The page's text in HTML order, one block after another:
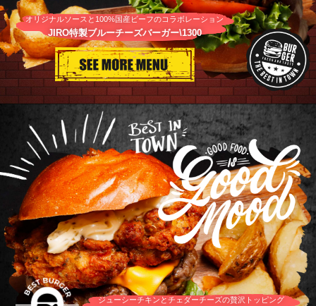
オリジナルソースと100%国産ビーフのコラボレーション
JIRO特製ブルーチーズバーガー\1300
ジューシーチキンとチェダーチーズの贅沢トッピング